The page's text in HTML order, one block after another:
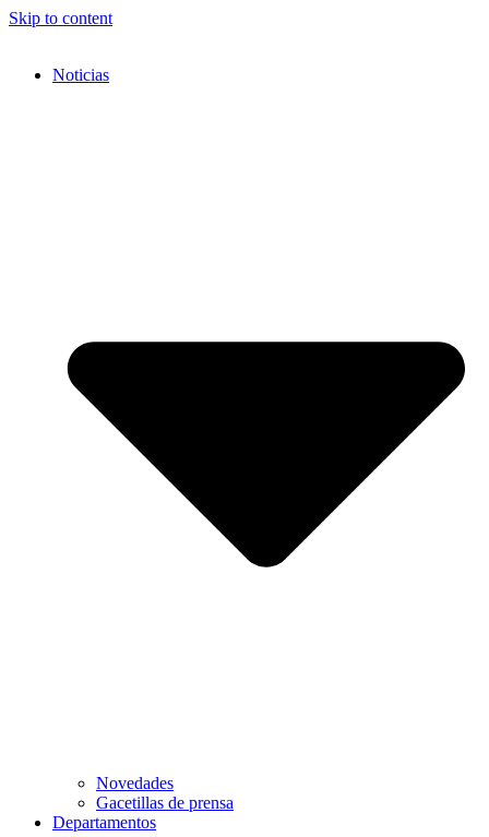
Skip to content
Noticias
Novedades
Gacetillas de prensa
Departamentos